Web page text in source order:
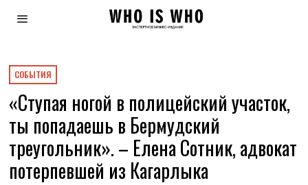
СОБЫТИЯ
«Ступая ногой в полицейский участок,
ты попадаешь в Бермудский
треугольник». – Елена Сотник, адвокат
потерпевшей из Кагарлыка